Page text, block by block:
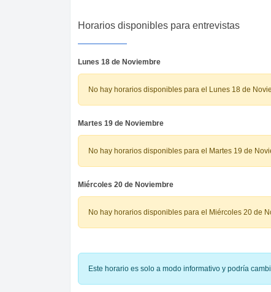
Horarios disponibles para entrevistas
Lunes 18 de Noviembre
No hay horarios disponibles para el Lunes 18 de
Martes 19 de Noviembre
No hay horarios disponibles para el Martes 19 de
Miércoles 20 de Noviembre
No hay horarios disponibles para el Miércoles 20 de
Este horario es solo a modo informativo y podría